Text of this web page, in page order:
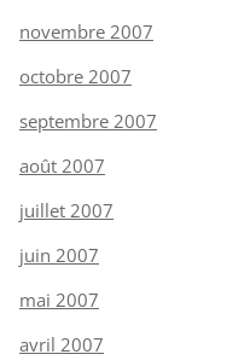
novembre 2007
octobre 2007
septembre 2007
août 2007
juillet 2007
juin 2007
mai 2007
avril 2007